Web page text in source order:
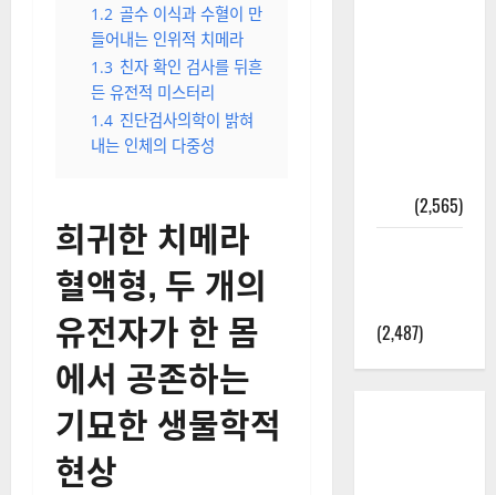
1.2 골수 이식과 수혈이 만
들어내는 인위적 치메라
1.3 친자 확인 검사를 뒤흔
든 유전적 미스터리
1.4 진단검사의학이 밝혀
내는 인체의 다중성
희귀한 치메라
혈액형, 두 개의
유전자가 한 몸
에서 공존하는
기묘한 생물학적
현상
(2,565)
(2,487)